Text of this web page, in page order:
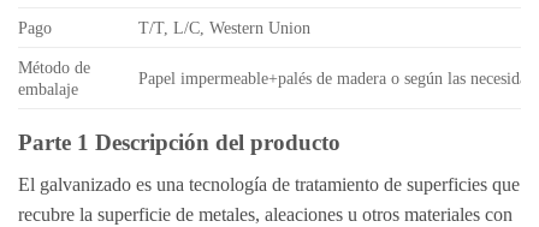
Pago T/T, L/C, Western Union
Método de
embalaje
Papel impermeable+palés de madera o según las
Parte 1 Descripción del producto
El galvanizado es una tecnología de tratamiento de superficies que
recubre la superficie de metales, aleaciones u otros materiales con